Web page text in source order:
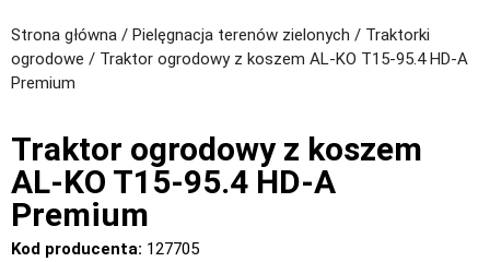
Strona główna / Pielęgnacja terenów zielonych / Traktorki
ogrodowe / Traktor ogrodowy z koszem AL-KO T15-95.4 HD-A
Premium
Traktor ogrodowy z koszem
AL-KO T15-95.4 HD-A
Premium
Kod producenta: 127705